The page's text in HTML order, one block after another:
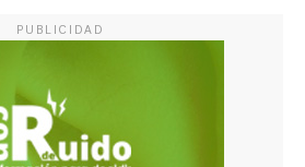
PUBLICIDAD